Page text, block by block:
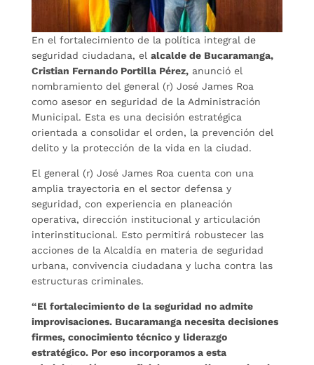
En el fortalecimiento de la política integral de
seguridad ciudadana, el alcalde de Bucaramanga,
Cristian Fernando Portilla Pérez,anunció el
nombramiento del general (r) José James Roa
como asesor en seguridad de la Administración
Municipal. Esta es una decisión estratégica
orientada a consolidar el orden, la prevención del
delito y la protección de la vida en la ciudad.
El general (r) José James Roa cuenta con una
amplia trayectoria en el sector defensa y
seguridad, con experiencia en planeación
operativa, dirección institucional y articulación
interinstitucional. Esto permitirá robustecer las
acciones de la Alcaldía en materia de seguridad
urbana, convivencia ciudadana y lucha contra las
estructuras criminales.
“El fortalecimiento de la seguridad no admite
improvisaciones. Bucaramanga necesita decisiones
firmes, conocimiento técnico y liderazgo
estratégico. Por eso incorporamos a esta